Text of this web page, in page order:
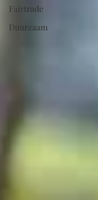
Fairtrade
Duurzaam